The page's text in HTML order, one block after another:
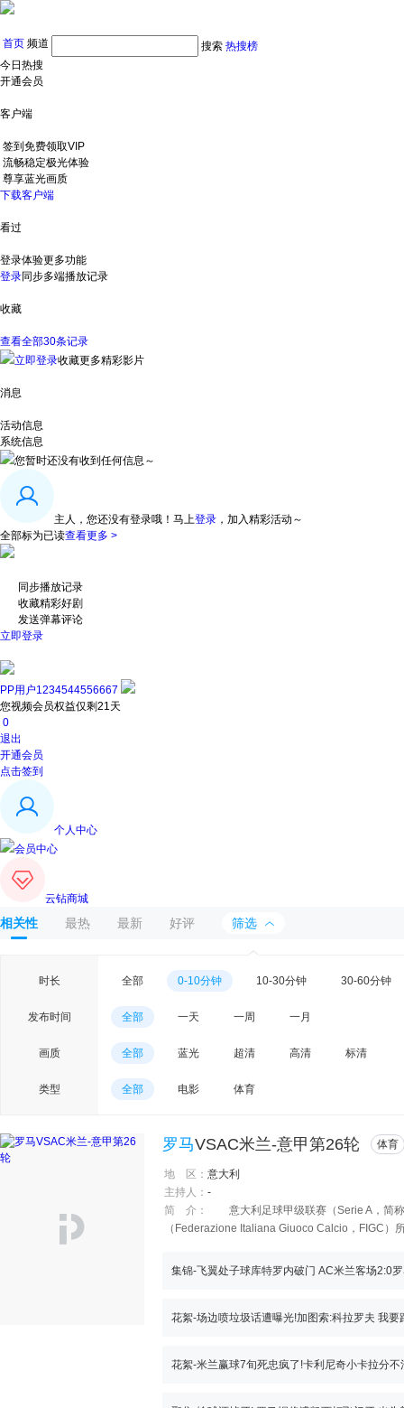
首页 频道 搜索 热搜榜
今日热搜
开通会员
客户端
签到免费领取VIP
流畅稳定极光体验
尊享蓝光画质
下载客户端
看过
登录体验更多功能
登录同步多端播放记录
收藏
查看全部30条记录
立即登录收藏更多精彩影片
消息
活动信息
系统信息
您暂时还没有收到任何信息～
主人，您还没有登录哦！ 马上登录 ，加入精彩活动～
全部标为已读查看更多 >
同步播放记录
收藏精彩好剧
发送弹幕评论
立即登录
PP用户1234544556667
您视频会员权益仅剩21天
0
退出
开通会员
点击签到
个人中心
会员中心
云钻商城
相关性 最热 最新 好评 筛选
时长 全部 0-10分钟 10-30分钟 30-60分钟
发布时间 全部 一天 一周 一月
画质 全部 蓝光 超清 高清 标清
类型 全部 电影 体育
罗马VSAC米兰-意甲第26轮 体育
地 区： 意大利
主持人： -
简 介：
意大利足球甲级联赛（Serie A，简称
（Federazione Italiana Giuoco Calcio，FIGC）
的差距正在进一步拉大。
集锦-飞翼处子球库特罗内破门 AC米兰客场2:0